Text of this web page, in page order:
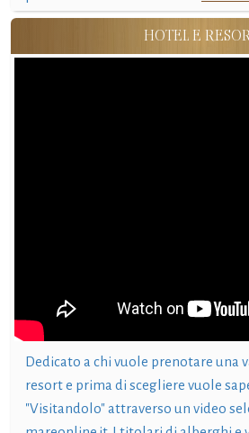
HOTEL E
Dedicato a chi vuole prenotare una
resort e prima di scegliere vuole
"Visitandolo" attraverso un video